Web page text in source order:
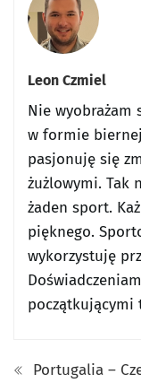
Leon Czmiel
Nie wyobrażam
w formie
pasjonuję się
żużlowymi. Tak
żaden sport.
pięknego.
wykorzystuję
początkującymi
Portugalia –